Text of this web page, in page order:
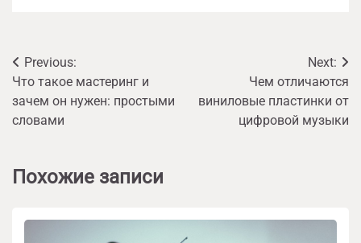
Навигация
по
записям
Previous:
Что такое мастеринг и
зачем он нужен: простыми
словами
Next:
Чем отличаются
виниловые пластинки от
цифровой музыки
Похожие записи